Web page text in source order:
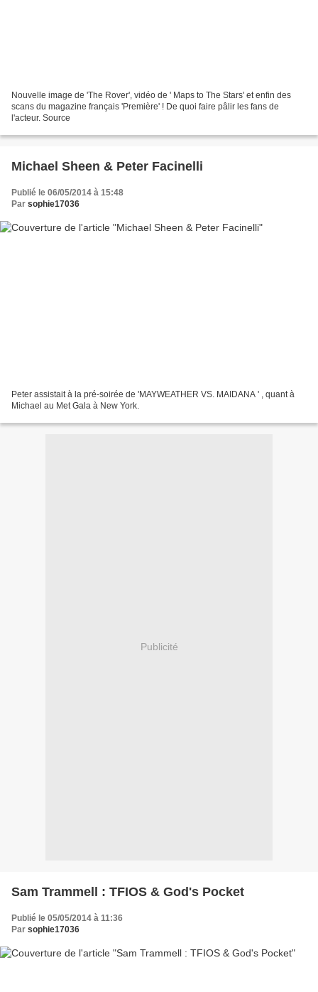
Nouvelle image de 'The Rover', vidéo de ' Maps to The Stars' et enfin des
scans du magazine français 'Première' ! De quoi faire pâlir les fans de
l'acteur. Source
Michael Sheen & Peter Facinelli
Publié le 06/05/2014 à 15:48
Par sophie17036
Peter assistait à la pré-soirée de 'MAYWEATHER VS. MAIDANA ' , quant à
Michael au Met Gala à New York.
Publicité
Sam Trammell : TFIOS & God's Pocket
Publié le 05/05/2014 à 11:36
Par sophie17036